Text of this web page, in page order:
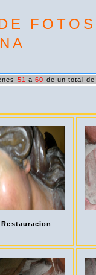
51 a60 de un total
Restauracion